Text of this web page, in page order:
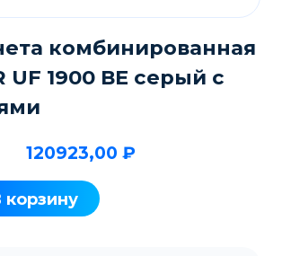
комбинированная
UF 1900 ВЕ серый с
120923,00 ₽
корзину